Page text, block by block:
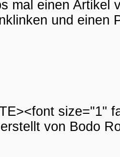
mal einen Artikel
und einen
size="1"
von Bodo